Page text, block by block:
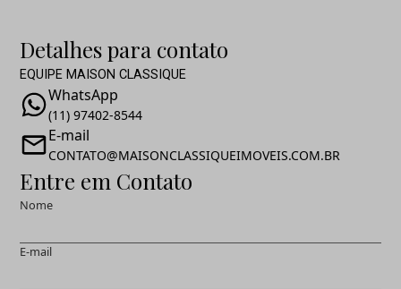
Detalhes para contato
EQUIPE MAISON CLASSIQUE
WhatsApp
(11) 97402-8544
E-mail
CONTATO@MAISONCLASSIQUEIMOVEIS.COM.BR
Entre em Contato
Nome
E-mail